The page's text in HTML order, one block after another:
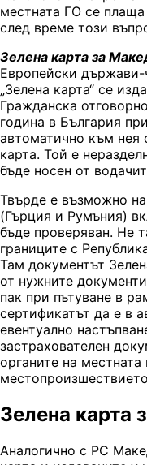
местната ГО се
след време този
Зелена карта за
Европейски държави-
„Зелена карта“ се
Гражданска
година в България
автоматично към нея
карта. Той е
бъде носен от
Твърде е възможно
(Гърция и Румъния)
бъде проверяван. Не
границите с
Там документът
от нужните
пак при пътуване в
сертификатът да е в
евентуално
застрахователен
органите на
Зелена карта
Аналогично с РС